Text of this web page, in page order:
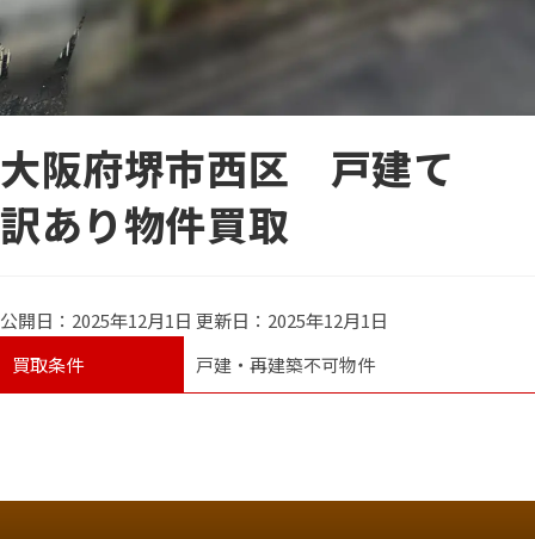
大阪府堺市西区 戸建て
訳あり物件買取
2025年12月1日
2025年12月1日
買取条件
戸建・再建築不可物件